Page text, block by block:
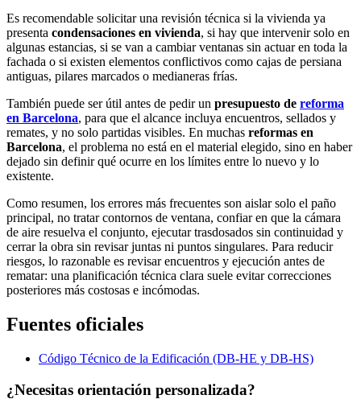
Es recomendable solicitar una revisión técnica si la vivienda ya
presenta condensaciones en vivienda, si hay que intervenir solo en
algunas estancias, si se van a cambiar ventanas sin actuar en toda la
fachada o si existen elementos conflictivos como cajas de persiana
antiguas, pilares marcados o medianeras frías.
También puede ser útil antes de pedir un presupuesto de reforma
en Barcelona, para que el alcance incluya encuentros, sellados y
remates, y no solo partidas visibles. En muchas reformas en
Barcelona, el problema no está en el material elegido, sino en haber
dejado sin definir qué ocurre en los límites entre lo nuevo y lo
existente.
Como resumen, los errores más frecuentes son aislar solo el paño
principal, no tratar contornos de ventana, confiar en que la cámara
de aire resuelva el conjunto, ejecutar trasdosados sin continuidad y
cerrar la obra sin revisar juntas ni puntos singulares. Para reducir
riesgos, lo razonable es revisar encuentros y ejecución antes de
rematar: una planificación técnica clara suele evitar correcciones
posteriores más costosas e incómodas.
Fuentes oficiales
Código Técnico de la Edificación (DB-HE y DB-HS)
¿Necesitas orientación personalizada?